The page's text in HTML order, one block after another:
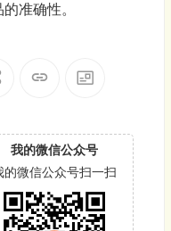
准确性。
我的微信公众号
的微信公众号扫一扫